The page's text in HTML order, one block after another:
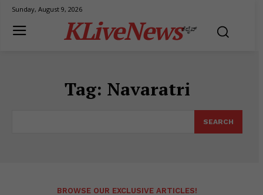
Sunday, August 9, 2026
KLiveNewsಕೆಲೈವ್
Tag: Navaratri
SEARCH
BROWSE OUR EXCLUSIVE ARTICLES!